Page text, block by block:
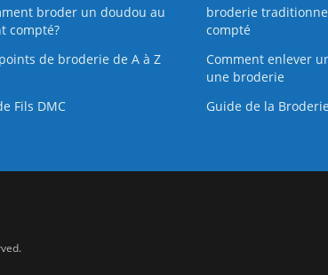
broder un doudou au
compté?
broderie
compté
de broderie de A à Z
Comment enlever
une broderie
Fils DMC Guide de la Broderie